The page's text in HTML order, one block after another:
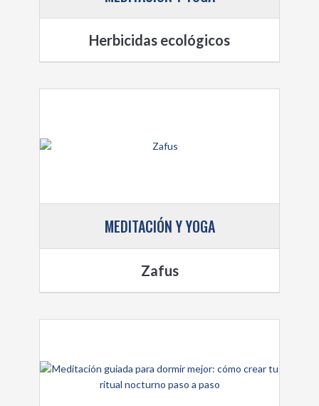
Herbicidas ecológicos
MEDITACIÓN Y YOGA
Zafus